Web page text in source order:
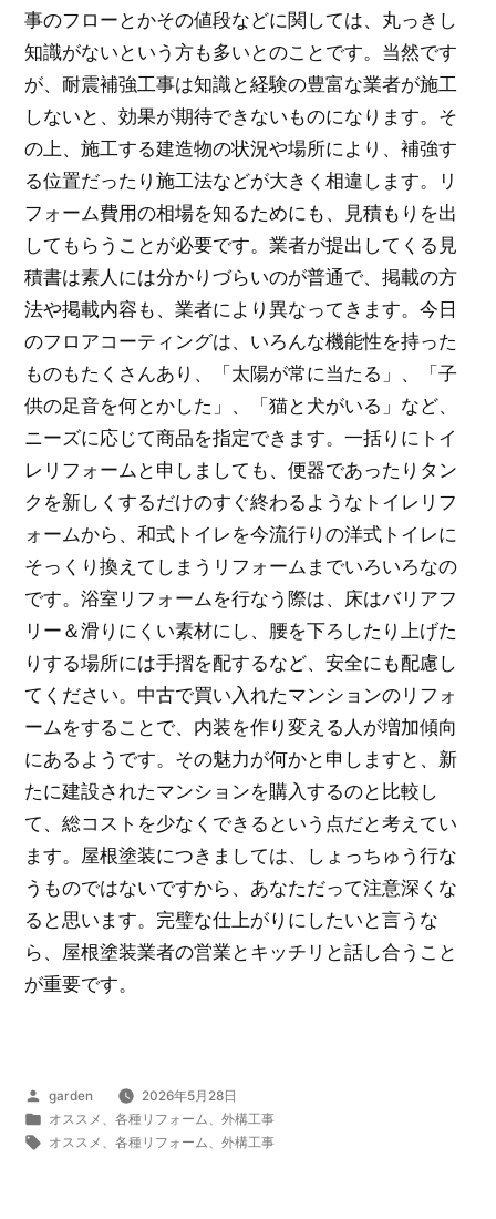
事のフローとかその値段などに関しては、丸っきし
知識がないという方も多いとのことです。当然です
が、耐震補強工事は知識と経験の豊富な業者が施工
しないと、効果が期待できないものになります。そ
の上、施工する建造物の状況や場所により、補強す
る位置だったり施工法などが大きく相違します。リ
フォーム費用の相場を知るためにも、見積もりを出
してもらうことが必要です。業者が提出してくる見
積書は素人には分かりづらいのが普通で、掲載の方
法や掲載内容も、業者により異なってきます。今日
のフロアコーティングは、いろんな機能性を持った
ものもたくさんあり、「太陽が常に当たる」、「子
供の足音を何とかした」、「猫と犬がいる」など、
ニーズに応じて商品を指定できます。一括りにトイ
レリフォームと申しましても、便器であったりタン
クを新しくするだけのすぐ終わるようなトイレリフ
ォームから、和式トイレを今流行りの洋式トイレに
そっくり換えてしまうリフォームまでいろいろなの
です。浴室リフォームを行なう際は、床はバリアフ
リー＆滑りにくい素材にし、腰を下ろしたり上げた
りする場所には手摺を配するなど、安全にも配慮し
てください。中古で買い入れたマンションのリフォ
ームをすることで、内装を作り変える人が増加傾向
にあるようです。その魅力が何かと申しますと、新
たに建設されたマンションを購入するのと比較し
て、総コストを少なくできるという点だと考えてい
ます。屋根塗装につきましては、しょっちゅう行な
うものではないですから、あなただって注意深くな
ると思います。完璧な仕上がりにしたいと言うな
ら、屋根塗装業者の営業とキッチリと話し合うこと
が重要です。
投
稿
者:
garden
2026年5月28日
カ
テ
オススメ 各種リフォーム
外構工事
タ
オススメ 各種リフォーム 外構工事